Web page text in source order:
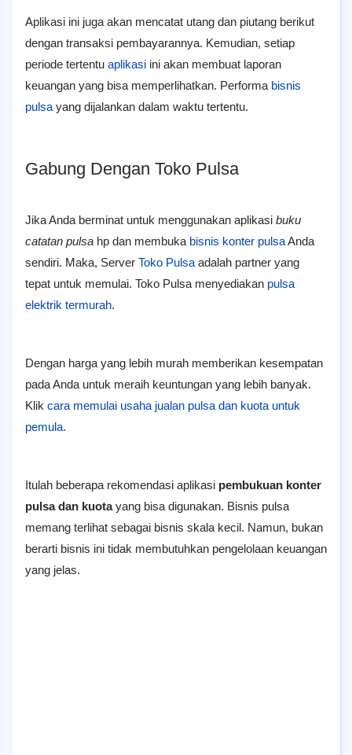
Aplikasi ini juga akan mencatat utang dan piutang berikut
dengan transaksi pembayarannya. Kemudian, setiap
periode tertentu aplikasi ini akan membuat laporan
keuangan yang bisa memperlihatkan. Performa bisnis
pulsa yang dijalankan dalam waktu tertentu.
Gabung Dengan Toko Pulsa
Jika Anda berminat untuk menggunakan aplikasi buku
catatan pulsa hp dan membuka bisnis konter pulsaAnda
sendiri. Maka, Server Toko Pulsa adalah partner yang
tepat untuk memulai. Toko Pulsa menyediakan pulsa
elektrik termurah.
Dengan harga yang lebih murah memberikan kesempatan
pada Anda untuk meraih keuntungan yang lebih banyak.
Klik cara memulai usaha jualan pulsa dan kuota untuk
pemula.
Itulah beberapa rekomendasi aplikasi pembukuan konter
pulsa dan kuotayang bisa digunakan. Bisnis pulsa
memang terlihat sebagai bisnis skala kecil. Namun, bukan
berarti bisnis ini tidak membutuhkan pengelolaan keuangan
yang jelas.